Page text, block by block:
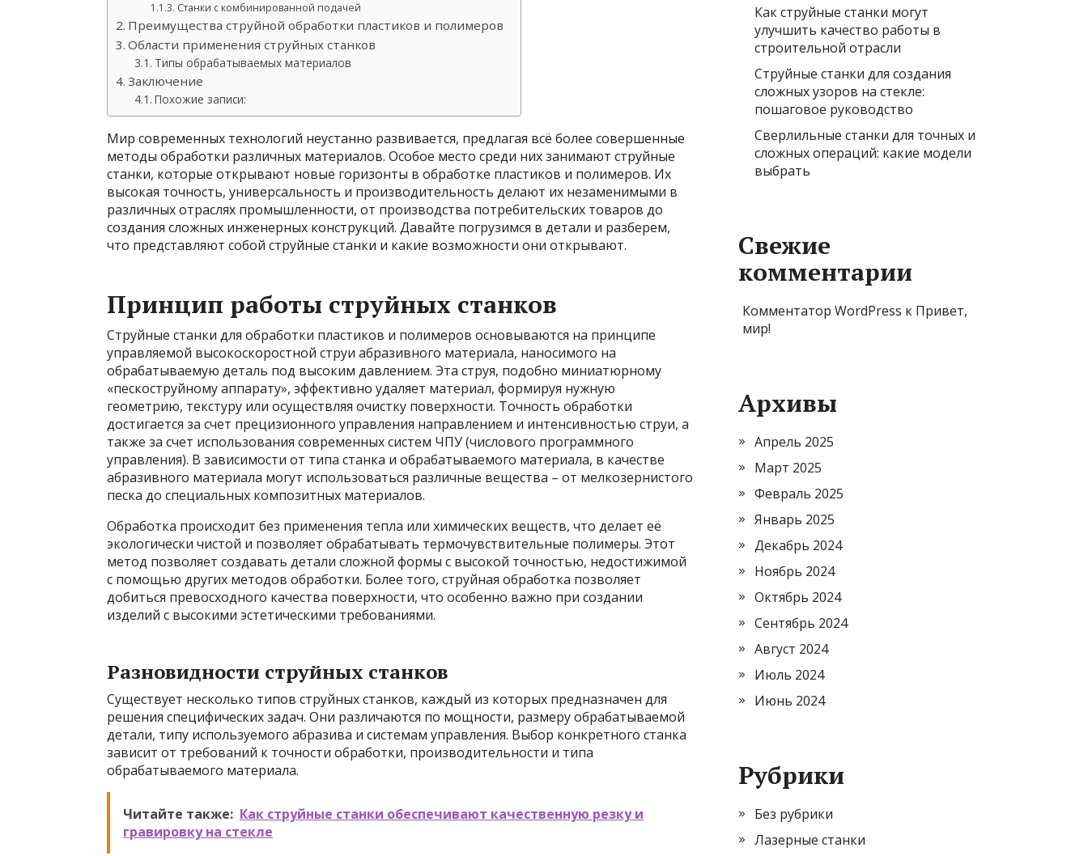
Станки с комбинированной подачей
Преимущества струйной обработки пластиков и полимеров
Области применения струйных станков
Типы обрабатываемых материалов
Заключение
Похожие записи:
Мир современных технологий неустанно развивается, предлагая всё более совершенные
методы обработки различных материалов. Особое место среди них занимают струйные
станки, которые открывают новые горизонты в обработке пластиков и полимеров. Их
высокая точность, универсальность и производительность делают их незаменимыми в
различных отраслях промышленности, от производства потребительских товаров до
создания сложных инженерных конструкций. Давайте погрузимся в детали и разберем,
что представляют собой струйные станки и какие возможности они открывают.
Принцип работы струйных станков
Струйные станки для обработки пластиков и полимеров основываются на принципе
управляемой высокоскоростной струи абразивного материала, наносимого на
обрабатываемую деталь под высоким давлением. Эта струя, подобно миниатюрному
«пескоструйному аппарату», эффективно удаляет материал, формируя нужную
геометрию, текстуру или осуществляя очистку поверхности. Точность обработки
достигается за счет прецизионного управления направлением и интенсивностью струи, а
также за счет использования современных систем ЧПУ (числового программного
управления). В зависимости от типа станка и обрабатываемого материала, в качестве
абразивного материала могут использоваться различные вещества – от мелкозернистого
песка до специальных композитных материалов.
Обработка происходит без применения тепла или химических веществ, что делает её
экологически чистой и позволяет обрабатывать термочувствительные полимеры. Этот
метод позволяет создавать детали сложной формы с высокой точностью, недостижимой
с помощью других методов обработки. Более того, струйная обработка позволяет
добиться превосходного качества поверхности, что особенно важно при создании
изделий с высокими эстетическими требованиями.
Разновидности струйных станков
Существует несколько типов струйных станков, каждый из которых предназначен для
решения специфических задач. Они различаются по мощности, размеру обрабатываемой
детали, типу используемого абразива и системам управления. Выбор конкретного станка
зависит от требований к точности обработки, производительности и типа
обрабатываемого материала.
Читайте также: Как струйные станки обеспечивают качественную резку и
гравировку на стекле
Как струйные станки могут
улучшить качество работы в
строительной отрасли
Струйные станки для создания
сложных узоров на стекле:
пошаговое руководство
Сверлильные станки для точных и
сложных операций: какие модели
выбрать
Свежие
комментарии
Комментатор WordPress к Привет,
мир!
Архивы
Апрель 2025
Март 2025
Февраль 2025
Январь 2025
Декабрь 2024
Ноябрь 2024
Октябрь 2024
Сентябрь 2024
Август 2024
Июль 2024
Июнь 2024
Рубрики
Без рубрики
Лазерные станки